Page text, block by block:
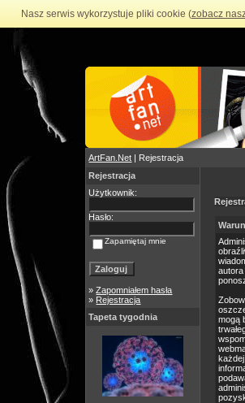
Nasz serwis wykorzystuje pliki cookie (zobacz
ArtFan.Net | Rejestracja
Rejestracja
Użytkownik:
Hasło:
Zapamiętaj mnie
»Zapomniałem hasła
» Rejestracja
Tapeta tygodnia
mogą